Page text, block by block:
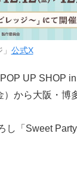
公式X
UP SHOP
から大阪・博
し「Sweet